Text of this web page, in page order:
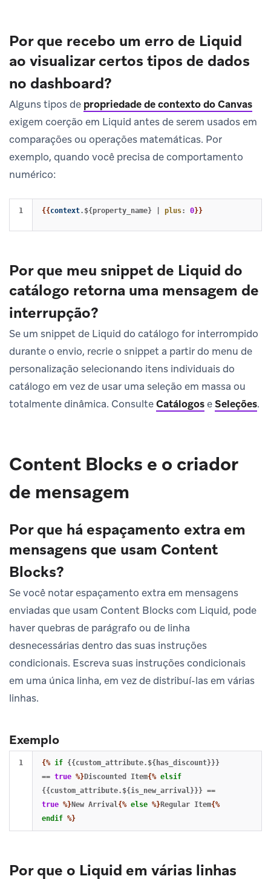
Por que recebo um erro de Liquid
ao visualizar certos tipos de dados
no dashboard?
Alguns tipos de propriedade de contexto do Canvas
exigem coerção em Liquid antes de serem usados em
comparações ou operações matemáticas. Por
exemplo, quando você precisa de comportamento
numérico:
{{ context.${property_name} plus: 0}}
Por que meu snippet de Liquid do
catálogo retorna uma mensagem de
interrupção?
Se um snippet de Liquid do catálogo for interrompido
durante o envio, recrie o snippet a partir do menu de
personalização selecionando itens individuais do
catálogo em vez de usar uma seleção em massa ou
totalmente dinâmica. ConsulteCatálogoseSeleções.
Content Blocks e o criador
de mensagem
Por que há espaçamento extra em
mensagens que usam Content
Blocks?
Se você notar espaçamento extra em mensagens
enviadas que usam Content Blocks com Liquid, pode
haver quebras de parágrafo ou de linha
desnecessárias dentro das suas instruções
condicionais. Escreva suas instruções condicionais
em uma única linha, em vez de distribuí-las em várias
linhas.
Exemplo
{% if {{custom_attribute.${has_discount}}}
== true %}Discounted Item{% elsif
{{custom_attribute.${is_new_arrival}}} ==
true %}New Arrival{% else %}Regular Item{%
endif %}
Por que o Liquid em várias linhas